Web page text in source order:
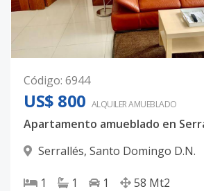
Código: 6944
US$ 800 ALQUILERAMUEBLADO
Serrallés, Santo Domingo D.N.
1 1 1 58 Mt2